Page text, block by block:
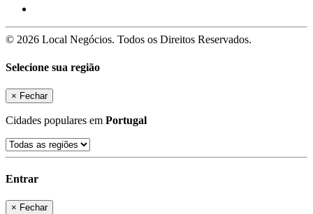
© 2026 Local Negócios. Todos os Direitos Reservados.
Selecione sua região
× Fechar
Cidades populares em Portugal
Entrar
× Fechar